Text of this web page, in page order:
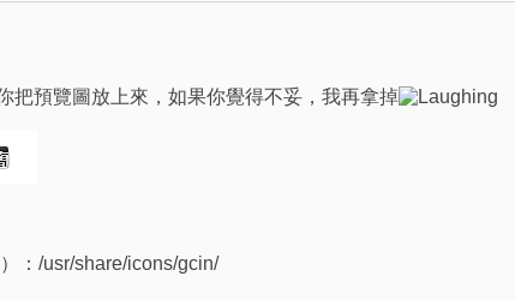
把預覽圖放上來，如果你覺得不妥，我再拿掉
：/usr/share/icons/gcin/